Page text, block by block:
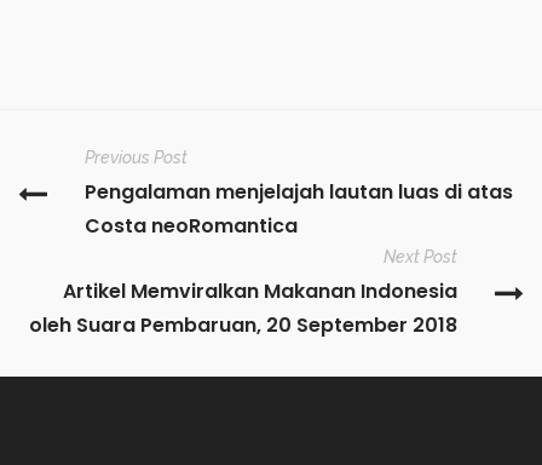
Previous Post
Pengalaman menjelajah lautan luas di atas
Costa neoRomantica
Next Post
Artikel Memviralkan Makanan Indonesia
oleh Suara Pembaruan, 20 September 2018